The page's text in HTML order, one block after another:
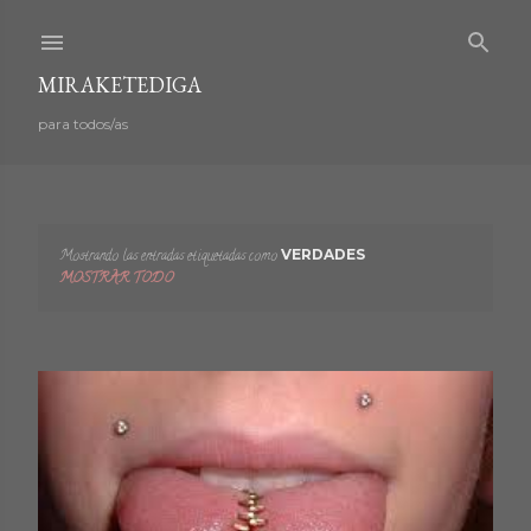
MIRAKETEDIGA
para todos/as
E
r
a
Mostrando las entradas etiquetadas como VERDADES
MOSTRAR TODO